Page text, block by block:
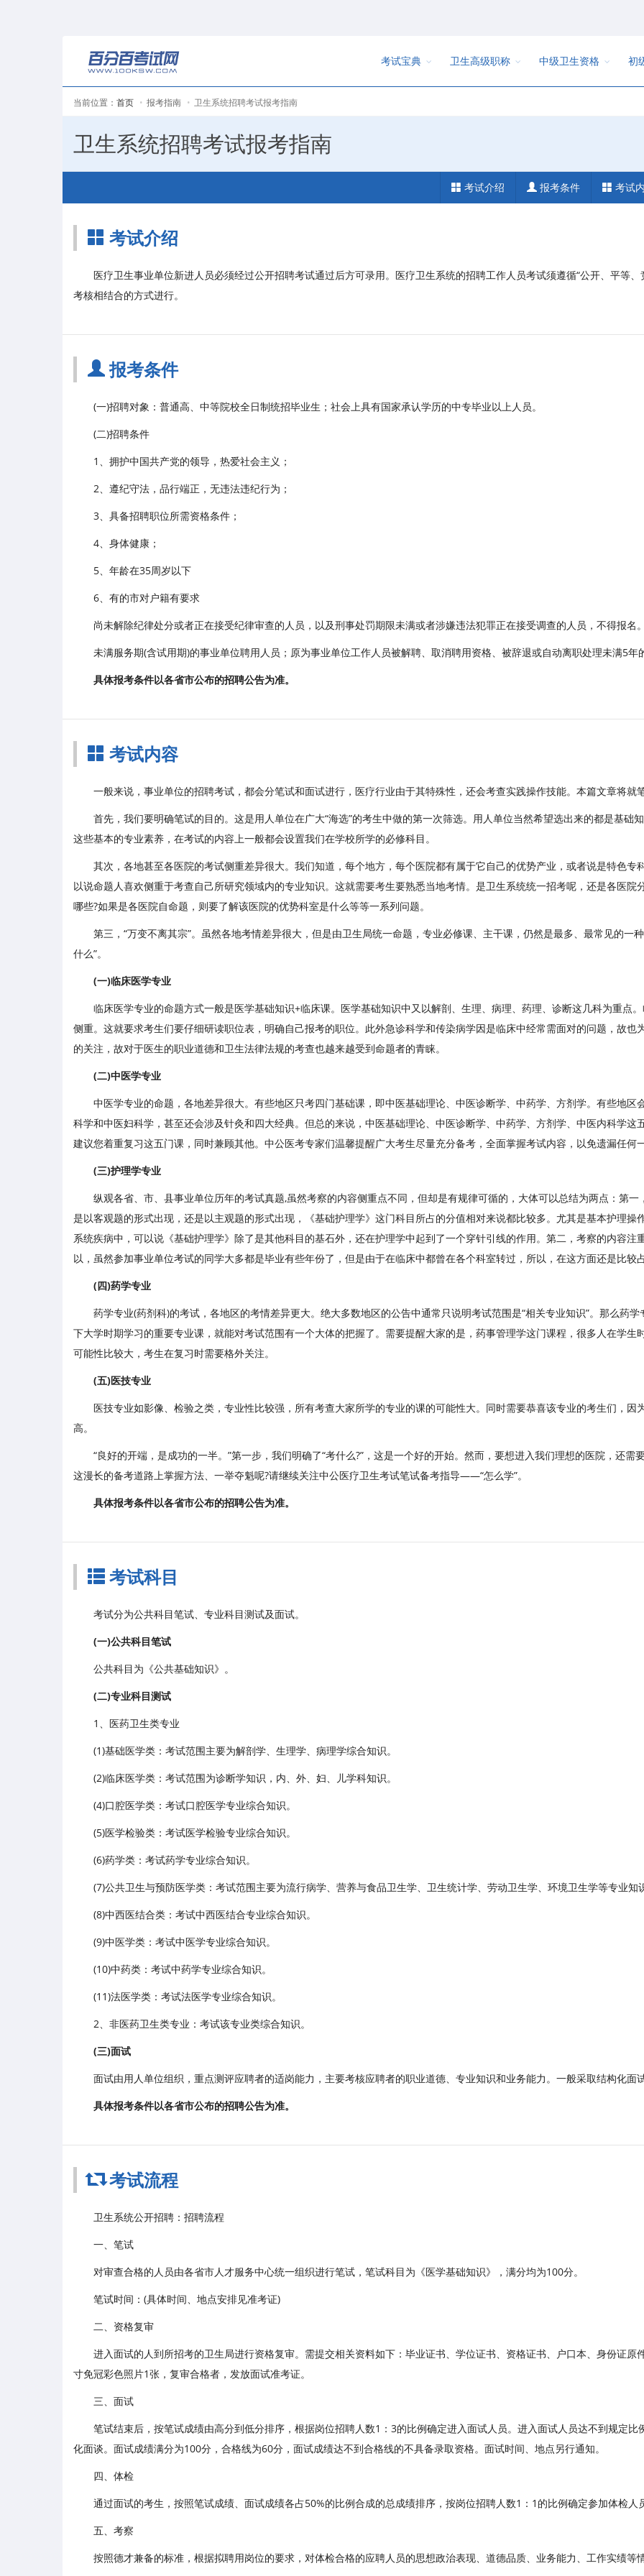
考试宝典 卫生高级职称 中级卫生资格 初
当前位置： 首页 报考指南 卫生系统招聘考试报考指南
卫生系统招聘考试报考指南
考试介绍 报考条件 考试
考试介绍
医疗卫生事业单位新进人员必须经过公开招聘考试通过后方可录用。医疗卫生系统的招聘工作人员考试须遵循“公开、平等
考核相结合的方式进行。
报考条件
(一)招聘对象：普通高、中等院校全日制统招毕业生；社会上具有国家承认学历的中专毕业以上人员。
(二)招聘条件
1、拥护中国共产党的领导，热爱社会主义；
2、遵纪守法，品行端正，无违法违纪行为；
3、具备招聘职位所需资格条件；
4、身体健康；
5、年龄在35周岁以下
6、有的市对户籍有要求
尚未解除纪律处分或者正在接受纪律审查的人员，以及刑事处罚期限未满或者涉嫌违法犯罪正在接受调查的人员，不得报名
未满服务期(含试用期)的事业单位聘用人员；原为事业单位工作人员被解聘、取消聘用资格、被辞退或自动离职处理未满5年
具体报考条件以各省市公布的招聘公告为准。
考试内容
一般来说，事业单位的招聘考试，都会分笔试和面试进行，医疗行业由于其特殊性，还会考查实践操作技能。本篇文章将就
首先，我们要明确笔试的目的。这是用人单位在广大“海选”的考生中做的第一次筛选。用人单位当然希望选出来的都是基础
这些基本的专业素养，在考试的内容上一般都会设置我们在学校所学的必修科目。
其次，各地甚至各医院的考试侧重差异很大。我们知道，每个地方，每个医院都有属于它自己的优势产业，或者说是特色
以说命题人喜欢侧重于考查自己所研究领域内的专业知识。这就需要考生要熟悉当地考情。是卫生系统统一招考呢，还是各医
哪些?如果是各医院自命题，则要了解该医院的优势科室是什么等等一系列问题。
第三，“万变不离其宗”。虽然各地考情差异很大，但是由卫生局统一命题，专业必修课、主干课，仍然是最多、最常见的一
什么”。
(一)临床医学专业
临床医学专业的命题方式一般是医学基础知识+临床课。医学基础知识中又以解剖、生理、病理、药理、诊断这几科为重点
侧重。这就要求考生们要仔细研读职位表，明确自己报考的职位。此外急诊科学和传染病学因是临床中经常需面对的问题，故
的关注，故对于医生的职业道德和卫生法律法规的考查也越来越受到命题者的青睐。
(二)中医学专业
中医学专业的命题，各地差异很大。有些地区只考四门基础课，即中医基础理论、中医诊断学、中药学、方剂学。有些地
科学和中医妇科学，甚至还会涉及针灸和四大经典。但总的来说，中医基础理论、中医诊断学、中药学、方剂学、中医内科学
建议您着重复习这五门课，同时兼顾其他。中公医考专家们温馨提醒广大考生尽量充分备考，全面掌握考试内容，以免遗漏任何
(三)护理学专业
纵观各省、市、县事业单位历年的考试真题,虽然考察的内容侧重点不同，但却是有规律可循的，大体可以总结为两点：第
是以客观题的形式出现，还是以主观题的形式出现，《基础护理学》这门科目所占的分值相对来说都比较多。尤其是基本护理
系统疾病中，可以说《基础护理学》除了是其他科目的基石外，还在护理学中起到了一个穿针引线的作用。第二，考察的内容
以，虽然参加事业单位考试的同学大多都是毕业有些年份了，但是由于在临床中都曾在各个科室转过，所以，在这方面还是比较
(四)药学专业
药学专业(药剂科)的考试，各地区的考情差异更大。绝大多数地区的公告中通常只说明考试范围是“相关专业知识”。那么药
下大学时期学习的重要专业课，就能对考试范围有一个大体的把握了。需要提醒大家的是，药事管理学这门课程，很多人在学
可能性比较大，考生在复习时需要格外关注。
(五)医技专业
医技专业如影像、检验之类，专业性比较强，所有考查大家所学的专业的课的可能性大。同时需要恭喜该专业的考生们，
高。
“良好的开端，是成功的一半。”第一步，我们明确了“考什么?”，这是一个好的开始。然而，要想进入我们理想的医院，还需
这漫长的备考道路上掌握方法、一举夺魁呢?请继续关注中公医疗卫生考试笔试备考指导——“怎么学”。
具体报考条件以各省市公布的招聘公告为准。
考试科目
考试分为公共科目笔试、专业科目测试及面试。
(一)公共科目笔试
公共科目为《公共基础知识》。
(二)专业科目测试
1、医药卫生类专业
(1)基础医学类：考试范围主要为解剖学、生理学、病理学综合知识。
(2)临床医学类：考试范围为诊断学知识，内、外、妇、儿学科知识。
(4)口腔医学类：考试口腔医学专业综合知识。
(5)医学检验类：考试医学检验专业综合知识。
(6)药学类：考试药学专业综合知识。
(7)公共卫生与预防医学类：考试范围主要为流行病学、营养与食品卫生学、卫生统计学、劳动卫生学、环境卫生学等专业知
(8)中西医结合类：考试中西医结合专业综合知识。
(9)中医学类：考试中医学专业综合知识。
(10)中药类：考试中药学专业综合知识。
(11)法医学类：考试法医学专业综合知识。
2、非医药卫生类专业：考试该专业类综合知识。
(三)面试
面试由用人单位组织，重点测评应聘者的适岗能力，主要考核应聘者的职业道德、专业知识和业务能力。一般采取结构化面
具体报考条件以各省市公布的招聘公告为准。
考试流程
卫生系统公开招聘：招聘流程
一、笔试
对审查合格的人员由各省市人才服务中心统一组织进行笔试，笔试科目为《医学基础知识》，满分均为100分。
笔试时间：(具体时间、地点安排见准考证)
二、资格复审
进入面试的人到所招考的卫生局进行资格复审。需提交相关资料如下：毕业证书、学位证书、资格证书、户口本、身份证
寸免冠彩色照片1张，复审合格者，发放面试准考证。
三、面试
笔试结束后，按笔试成绩由高分到低分排序，根据岗位招聘人数1：3的比例确定进入面试人员。进入面试人员达不到规定
化面谈。面试成绩满分为100分，合格线为60分，面试成绩达不到合格线的不具备录取资格。面试时间、地点另行通知。
四、体检
通过面试的考生，按照笔试成绩、面试成绩各占50%的比例合成的总成绩排序，按岗位招聘人数1：1的比例确定参加体检人
五、考察
按照德才兼备的标准，根据拟聘用岗位的要求，对体检合格的应聘人员的思想政治表现、道德品质、业务能力、工作实绩